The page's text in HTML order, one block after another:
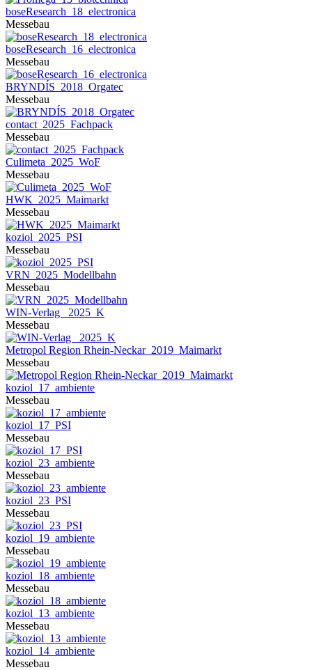
boseResearch_18_electronica
Messebau
boseResearch_16_electronica
Messebau
BRYNDÍS_2018_Orgatec
Messebau
contact_2025_Fachpack
Messebau
Culimeta_2025_WoF
Messebau
HWK_2025_Maimarkt
Messebau
koziol_2025_PSI
Messebau
VRN_2025_Modellbahn
Messebau
WIN-Verlag _2025_K
Messebau
Metropol Region Rhein-Neckar_2019_Maimarkt
Messebau
koziol_17_ambiente
Messebau
koziol_17_PSI
Messebau
koziol_23_ambiente
Messebau
koziol_23_PSI
Messebau
koziol_19_ambiente
Messebau
koziol_18_ambiente
Messebau
koziol_13_ambiente
Messebau
koziol_14_ambiente
Messebau